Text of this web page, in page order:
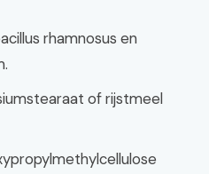
rhamnosus en
of rijstmeel